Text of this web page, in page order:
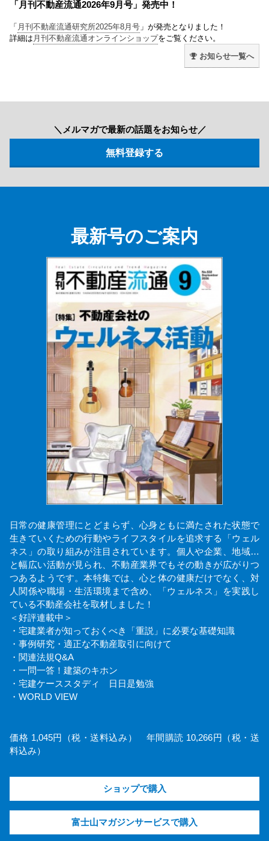
「月刊不動産流通2026年9月号」発売中！
「 月刊不動産流通研究所2025年8月号 」が発売となりました！
詳細は 月刊不動産流通オンラインショップをご覧ください。
お知らせ一覧へ
＼メルマガで最新の話題をお知らせ／
最新号のご案内
日常の健康管理にとどまらず、心身ともに満たされた状態で
生きていくための行動やライフスタイルを追求する「ウェル
ネス」の取り組みが注目されています。個人や企業、地域…
と幅広い活動が見られ、不動産業界でもその動きが広がりつ
つあるようです。本特集では、心と体の健康だけでなく、対
人関係や職場・生活環境まで含め、「ウェルネス」を実践し
ている不動産会社を取材しました！
＜好評連載中＞
・宅建業者が知っておくべき「重説」に必要な基礎知識
・事例研究・適正な不動産取引に向けて
・関連法規Q&A
・一問一答！建築のキホン
・宅建ケーススタディ 日日是勉強
・WORLD VIEW
価格 1,045円（税・送料込み） 年間購読 10,266円（税・送
料込み）
ショップで購入
富士山マガジンサービスで購入